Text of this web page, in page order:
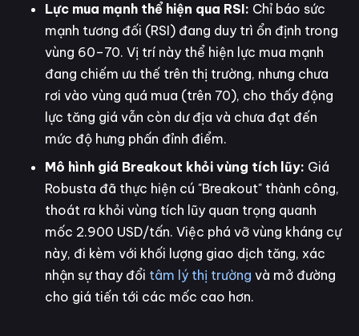
Lực mua mạnh thể hiện qua RSI: Chỉ báo sức
mạnh tương đối (RSI) đang duy trì ổn định trong
vùng 60–70. Vị trí này thể hiện lực mua mạnh
đang chiếm ưu thế trên thị trường, nhưng chưa
rơi vào vùng quá mua (trên 70), cho thấy động
lực tăng giá vẫn còn dư địa và chưa đạt đến
mức độ hưng phấn đỉnh điểm.
Mô hình giá Breakout khỏi vùng tích lũy: Giá
Robusta đã thực hiện cú "Breakout" thành công,
thoát ra khỏi vùng tích lũy quan trọng quanh
mốc 2.900 USD/tấn. Việc phá vỡ vùng kháng cự
này, đi kèm với khối lượng giao dịch tăng, xác
nhận sự thay đổi tâm lý thị trường và mở đường
cho giá tiến tới các mốc cao hơn.